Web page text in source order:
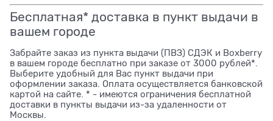
Бесплатная* доставка в пункт выдачи в
вашем городе
Забрайте заказ из пункта выдачи (ПВЗ) СДЭК и Boxberry
в вашем городе бесплатно при заказе от 3000 рублей*.
Выберите удобный для Вас пункт выдачи при
оформлении заказа. Оплата осуществляется банковской
картой на сайте. * - имеются ограничения бесплатной
доставки в пункты выдачи из-за удаленности от
Москвы.